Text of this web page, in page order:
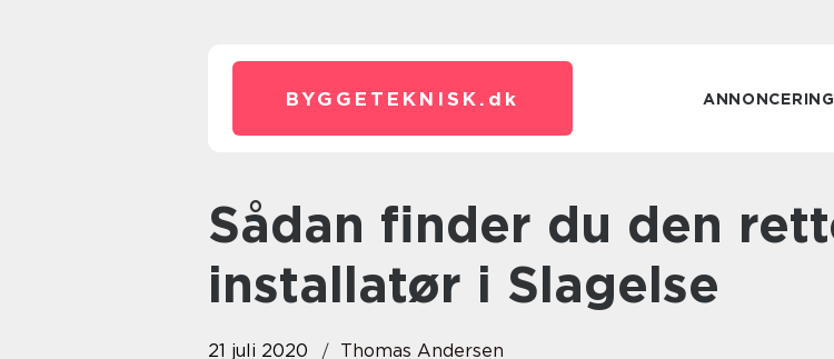
BYGGETEKNISK. dk ANNONCERING
Sådan finder du den rette VVS
installatør i Slagelse
21 juli 2020 Thomas Andersen